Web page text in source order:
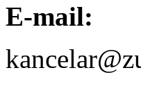
E-mail: